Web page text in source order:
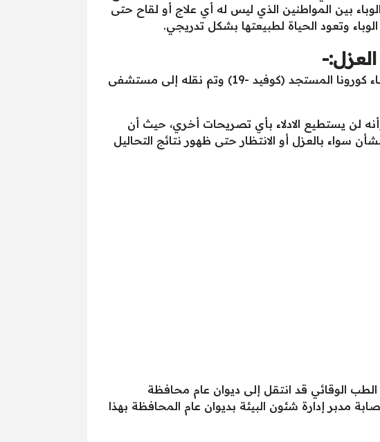
بين المواطنين الذي ليس له أي علاج أو لقاح حتى
وتعود الحياة لطبيعتها بشكل تدريجي.
قال نائب محافظ الدقهلية هيثم الشيخ بأن السيد المحافظ الدكتور أيمن مختار قد أصيب بوباء كورونا المستجد (كوفيد -19) وتم نقله إلى مستشفى
لن يستطيع الادلاء بأي تصريحات أخري، حيث أن
سواء بالعزل أو الانتظار حتى ظهور نتائج التحاليل
الوقائي قد انتقل إلى ديوان عام محافظة
مدبر إدارة شئون البيئة بديوان عام المحافظة بهذا